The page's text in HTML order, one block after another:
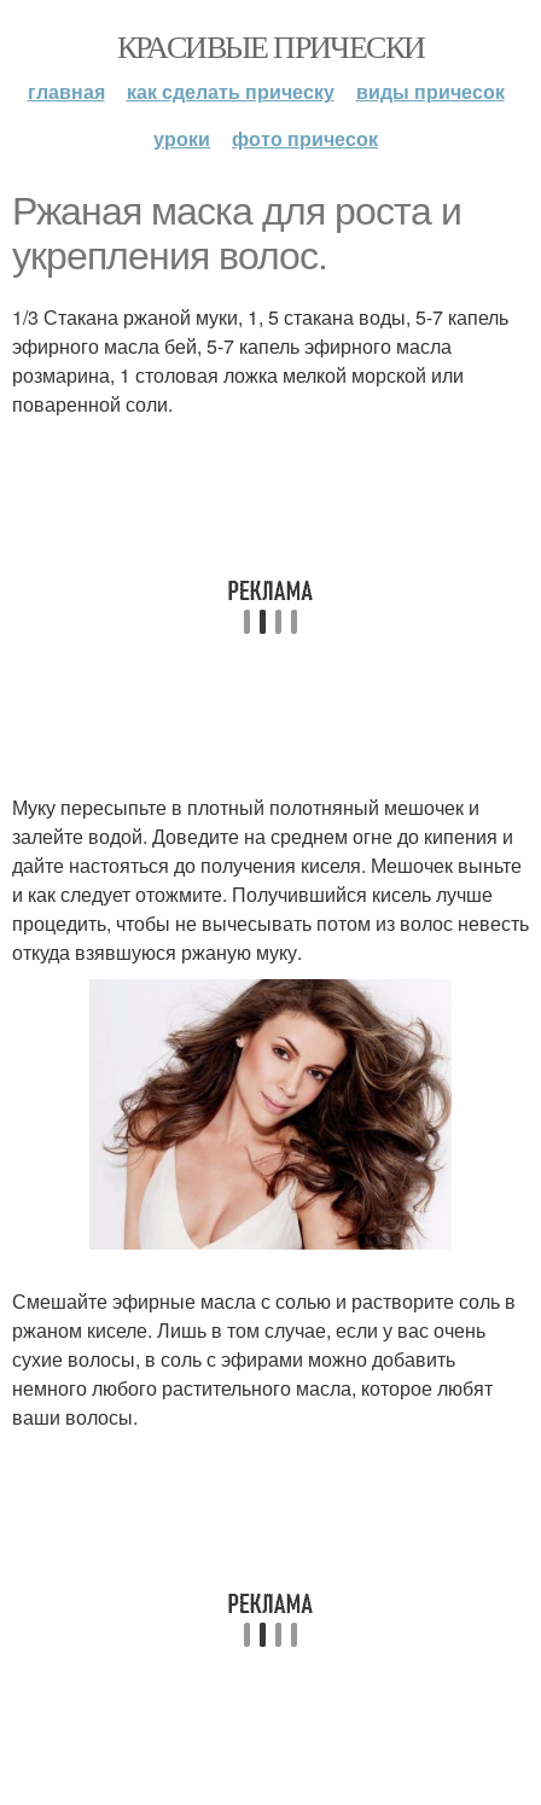
КРАСИВЫЕ ПРИЧЕСКИ
главная как сделать прическу
виды причесок
уроки
фото причесок
Ржаная маска для роста и
укрепления волос.
1/3 Стакана ржаной муки, 1, 5 стакана воды, 5-7 капель
эфирного масла бей, 5-7 капель эфирного масла
розмарина, 1 столовая ложка мелкой морской или
поваренной соли.
Муку пересыпьте в плотный полотняный мешочек и
залейте водой. Доведите на среднем огне до кипения и
дайте настояться до получения киселя. Мешочек выньте
и как следует отожмите. Получившийся кисель лучше
процедить, чтобы не вычесывать потом из волос невесть
откуда взявшуюся ржаную муку.
Смешайте эфирные масла с солью и растворите соль в
ржаном киселе. Лишь в том случае, если у вас очень
сухие волосы, в соль с эфирами можно добавить
немного любого растительного масла, которое любят
ваши волосы.